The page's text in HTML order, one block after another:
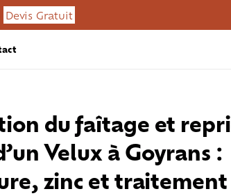
Devis Gratuit
du faîtage et
Velux à Goyrans :
zinc et